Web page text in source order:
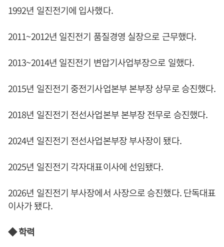
1992년 일진전기에 입사했다.
2011~2012년 일진전기 품질경영 실장으로 근무했다.
2013~2014년 일진전기 변압기사업부장으로 일했다.
2015년 일진전기 중전기사업본부 본부장 상무로 승진했다.
2018년 일진전기 전선사업본부 본부장 전무로 승진했다.
2024년 일진전기 전선사업본부장 부사장이 됐다.
2025년 일진전기 각자대표이사에 선임됐다.
2026년 일진전기 부사장에서 사장으로 승진했다. 단독대표
이사가 됐다.
◆ 학력